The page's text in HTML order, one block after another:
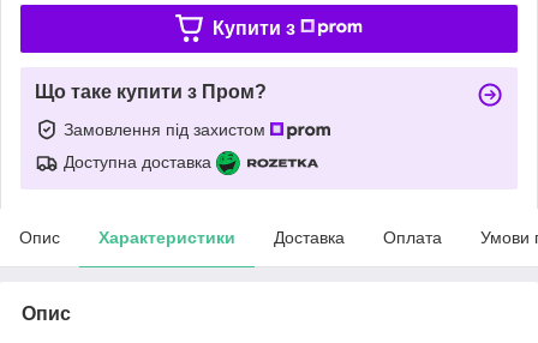
Купити з
Що таке купити з Пром?
Замовлення під захистом
Доступна доставка
Опис Характеристики Доставка Оплата Умови
Опис